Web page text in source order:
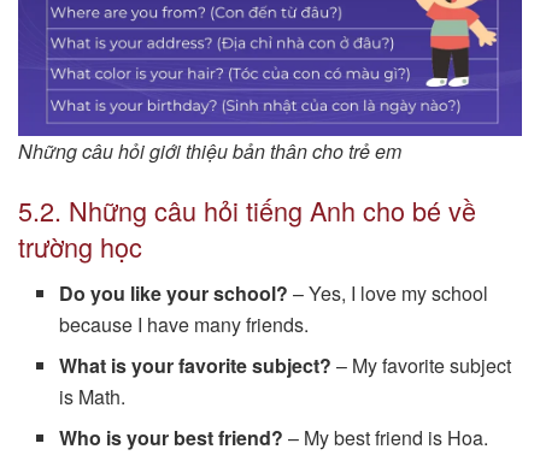
Những câu hỏi giới thiệu bản thân cho trẻ em
5.2. Những câu hỏi tiếng Anh cho bé về
trường học
Do you like your school? – Yes, I love my school
because I have many friends.
What is your favorite subject? – My favorite subject
is Math.
Who is your best friend? – My best friend is Hoa.